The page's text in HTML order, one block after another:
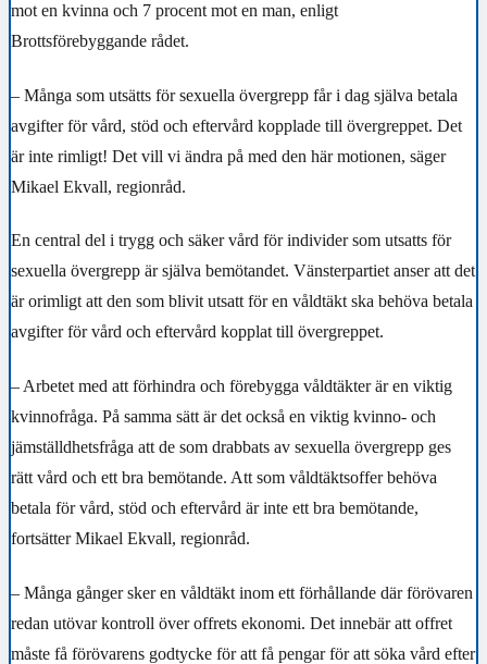
mot en kvinna och 7 procent mot en man, enligt
Brottsförebyggande rådet.
– Många som utsätts för sexuella övergrepp får i dag själva betala
avgifter för vård, stöd och eftervård kopplade till övergreppet. Det
är inte rimligt! Det vill vi ändra på med den här motionen, säger
Mikael Ekvall, regionråd.
En central del i trygg och säker vård för individer som utsatts för
sexuella övergrepp är själva bemötandet. Vänsterpartiet anser att det
är orimligt att den som blivit utsatt för en våldtäkt ska behöva betala
avgifter för vård och eftervård kopplat till övergreppet.
– Arbetet med att förhindra och förebygga våldtäkter är en viktig
kvinnofråga. På samma sätt är det också en viktig kvinno- och
jämställdhetsfråga att de som drabbats av sexuella övergrepp ges
rätt vård och ett bra bemötande. Att som våldtäktsoffer behöva
betala för vård, stöd och eftervård är inte ett bra bemötande,
fortsätter Mikael Ekvall, regionråd.
– Många gånger sker en våldtäkt inom ett förhållande där förövaren
redan utövar kontroll över offrets ekonomi. Det innebär att offret
måste få förövarens godtycke för att få pengar för att söka vård efter